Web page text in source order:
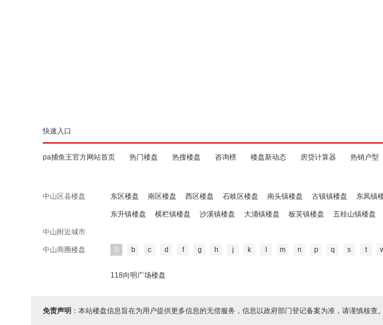
快速入口
pa捕鱼王官方网站首页 热门楼盘 热搜楼盘 咨询榜 楼盘新动态 房贷计算器 热销户型
中山区县楼盘 东区楼盘 南区楼盘 西区楼盘 石岐区楼盘 南头镇楼盘 古镇镇楼盘 东凤镇
东升镇楼盘 横栏镇楼盘 沙溪镇楼盘 大涌镇楼盘 板芙镇楼盘 五桂山镇楼盘
中山附近城市
中山商圈楼盘 0 b c d f g h j k m n p q s t
118向明广场楼盘
免责声明 ：本站楼盘信息旨在为用户提供更多信息的无偿服务，信息以政府部门登记备案为准，请谨慎核查。